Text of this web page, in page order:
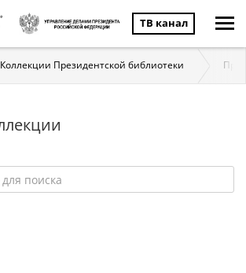
ТВ канал
Коллекции Президентской библиотеки